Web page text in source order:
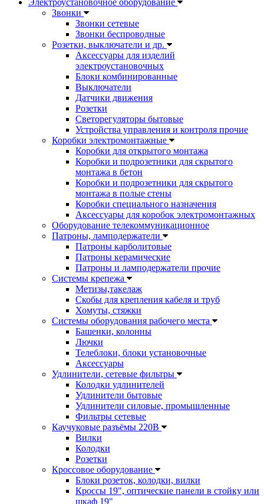
Электроустановочное оборудование
Звонки
Звонки сетевые
Звонки беспроводные
Розетки, выключатели и др.
Аксессуары для изделий
электроустановочных
Блоки комбинированные
Выключатели
Датчики движения
Розетки
Светорегуляторы бытовые
Устройства управления и контроля прочие
Коробки электромонтажные
Коробки для открытого монтажа
Коробки и подрозетники для скрытого
монтажа в бетон
Коробки и подрозетники для скрытого
монтажа в полые стены
Коробки специального назначения
Аксессуары для коробок электромонтажных
Оборудование телекоммуникационное
Патроны, ламподержатели
Патроны карболитовые
Патроны керамические
Патроны и ламподержатели прочие
Системы крепежа
Метизы,такелаж
Скобы для крепления кабеля и труб
Хомуты, стяжки
Системы оборудования рабочего места
Башенки, колонны
Лючки
Телеблоки, блоки установочные
Аксессуары
Удлинители, сетевые фильтры
Колодки удлинителей
Удлинители бытовые
Удлинители силовые, промышленные
Фильтры сетевые
Каучуковые разъёмы 220В
Вилки
Колодки
Розетки
Кроссовое оборудование
Блоки розеток, колодки, вилки
Кроссы 19", оптические панели в стойку или
шкаф 19"